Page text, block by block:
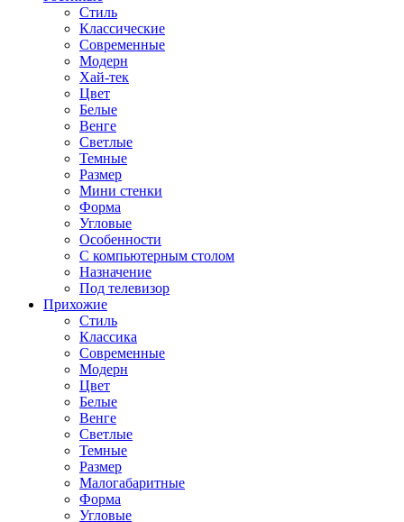
Стиль
Классические
Современные
Модерн
Хай-тек
Цвет
Белые
Венге
Светлые
Темные
Размер
Мини стенки
Форма
Угловые
Особенности
С компьютерным столом
Назначение
Под телевизор
Прихожие
Стиль
Классика
Современные
Модерн
Цвет
Белые
Венге
Светлые
Темные
Размер
Малогабаритные
Форма
Угловые